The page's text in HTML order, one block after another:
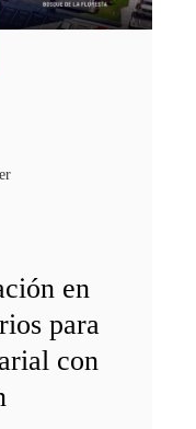
en
para
con